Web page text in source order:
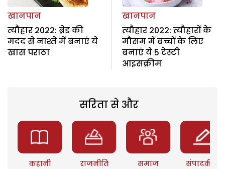
खानपान
त्यौहार 2022: ब्रेड की
मदद से नाश्ते में बनाएं ये
खास पराठा
खानपान
त्यौहार 2022: त्यौहारों के
मौसम में बच्चों के लिए
बनाएं ये 5 टेस्टी
आइसक्रीम
सरिता से और
कहानी राजनीति समाज संपादकीय